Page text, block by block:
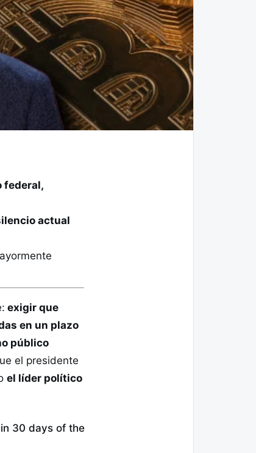
federal,
actual
exigir que
en un plazo
público
el presidente
el líder político
30 days of the